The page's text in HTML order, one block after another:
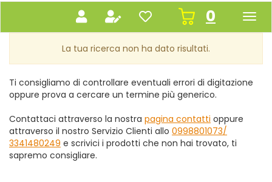
0inseriti
La tua ricerca non ha dato risultati.
Ti consigliamo di controllare eventuali errori di digitazione
oppure prova a cercare un termine più generico.
Contattaci attraverso la nostra pagina contatti oppure
attraverso il nostro Servizio Clienti allo 0998801073/
3341480249 e scrivici i prodotti che non hai trovato, ti
sapremo consigliare.